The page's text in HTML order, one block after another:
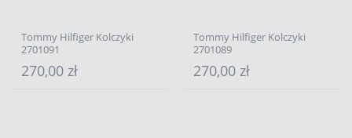
Tommy Hilfiger Kolczyki
2701091
270,00 zł
Tommy Hilfiger Kolczyki
2701089
270,00 zł